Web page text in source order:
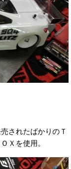
されたばかりのＴ
Ｘを使用。